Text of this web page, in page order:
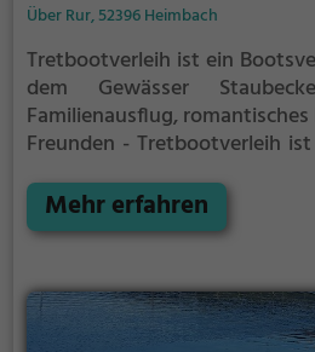
Über Rur, 52396 Heimbach
Tretbootverleih ist ein
dem Gewässer
Familienausflug,
Freunden - Tretbootverleih
auch Sportbegeisterte und
ihre Kosten.
Mehr erfahren